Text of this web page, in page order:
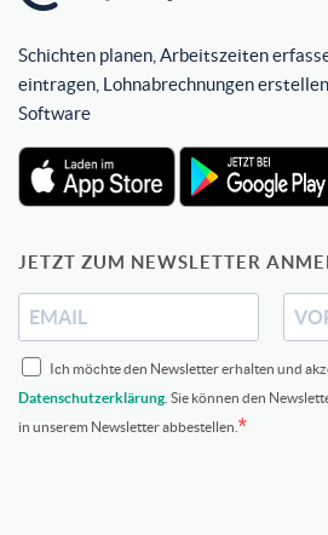
Schichten planen, Arbeitszeiten
eintragen, Lohnabrechnungen
Software
JETZT ZUM NEWSLETTER
Ich möchte den Newsletter erhalten und
Datenschutzerklärung . Sie können den
in unserem Newsletter abbestellen.